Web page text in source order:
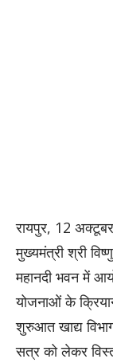
रायपुर, 12
मुख्यमंत्री श्री
महानदी भवन में
योजनाओं के
शुरुआत खाद्य
सत्र को लेकर